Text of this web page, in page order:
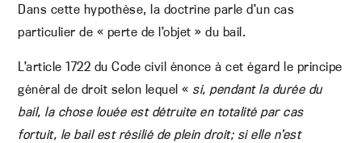
Dans cette hypothèse, la doctrine parle d’un cas
particulier de « perte de l’objet » du bail.
L’article 1722 du Code civil énonce à cet égard le principe
général de droit selon lequel « si, pendant la durée du
bail, la chose louée est détruite en totalité par cas
fortuit, le bail est résilié de plein droit; si elle n’est